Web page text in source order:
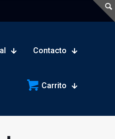
Contacto
Carrito